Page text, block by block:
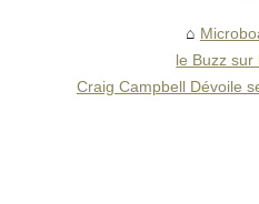
le Buzz sur
Craig Campbell Dévoile